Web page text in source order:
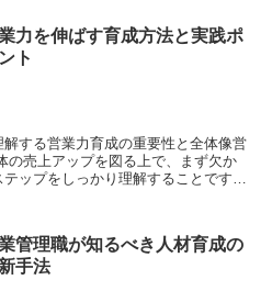
力を伸ばす育成方法と実践ポ
ト
する営業力育成の重要性と全体像営
の売上アップを図る上で、まず欠か
ップをしっかり理解することです。
管理職が知るべき人材育成の
手法